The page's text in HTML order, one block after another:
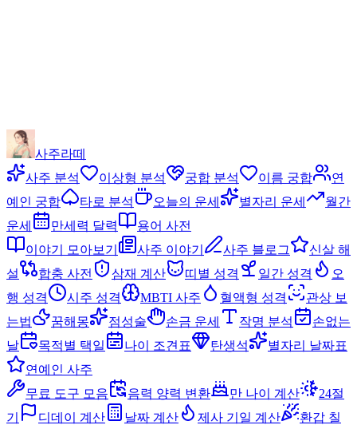
사주라떼
사주 분석
이상형 분석 궁합 분석 이름 궁합
연
예인 궁합
타로 분석 오늘의 운세 별자리 운세
월간
운세
만세력 달력
용어 사전
이야기 모아보기
사주 이야기 사주 블로그
신살 해
설
합충 사전 삼재 계산 띠별 성격 일간 성격
오
행 성격
시주 성격 MBTI 사주 혈액형 성격
관상 보
는법
꿈해몽 점성술 손금 운세 작명 분석
손없는
날
목적별 택일 나이 조견표 탄생석
별자리 날짜표
연예인 사주
무료 도구 모음
음력 양력 변환 만 나이 계산
24절
기
디데이 계산 날짜 계산 제사 기일 계산
환갑 칠